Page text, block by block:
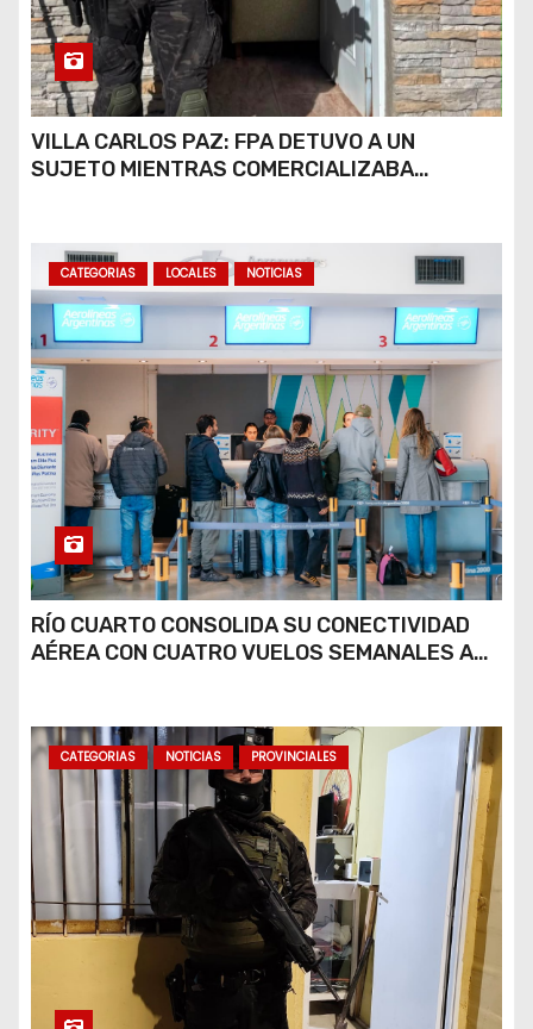
VILLA CARLOS PAZ: FPA DETUVO A UN
SUJETO MIENTRAS COMERCIALIZABA
CATEGORIAS LOCALES NOTICIAS
RÍO CUARTO CONSOLIDA SU CONECTIVIDAD
AÉREA CON CUATRO VUELOS SEMANALES A
CATEGORIAS NOTICIAS PROVINCIALES